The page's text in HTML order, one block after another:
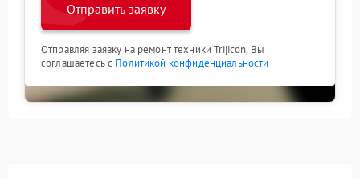
Отправить заявку
Отправляя заявку на ремонт техники Trijicon, Вы
соглашаетесь с Политикой конфиденциальности